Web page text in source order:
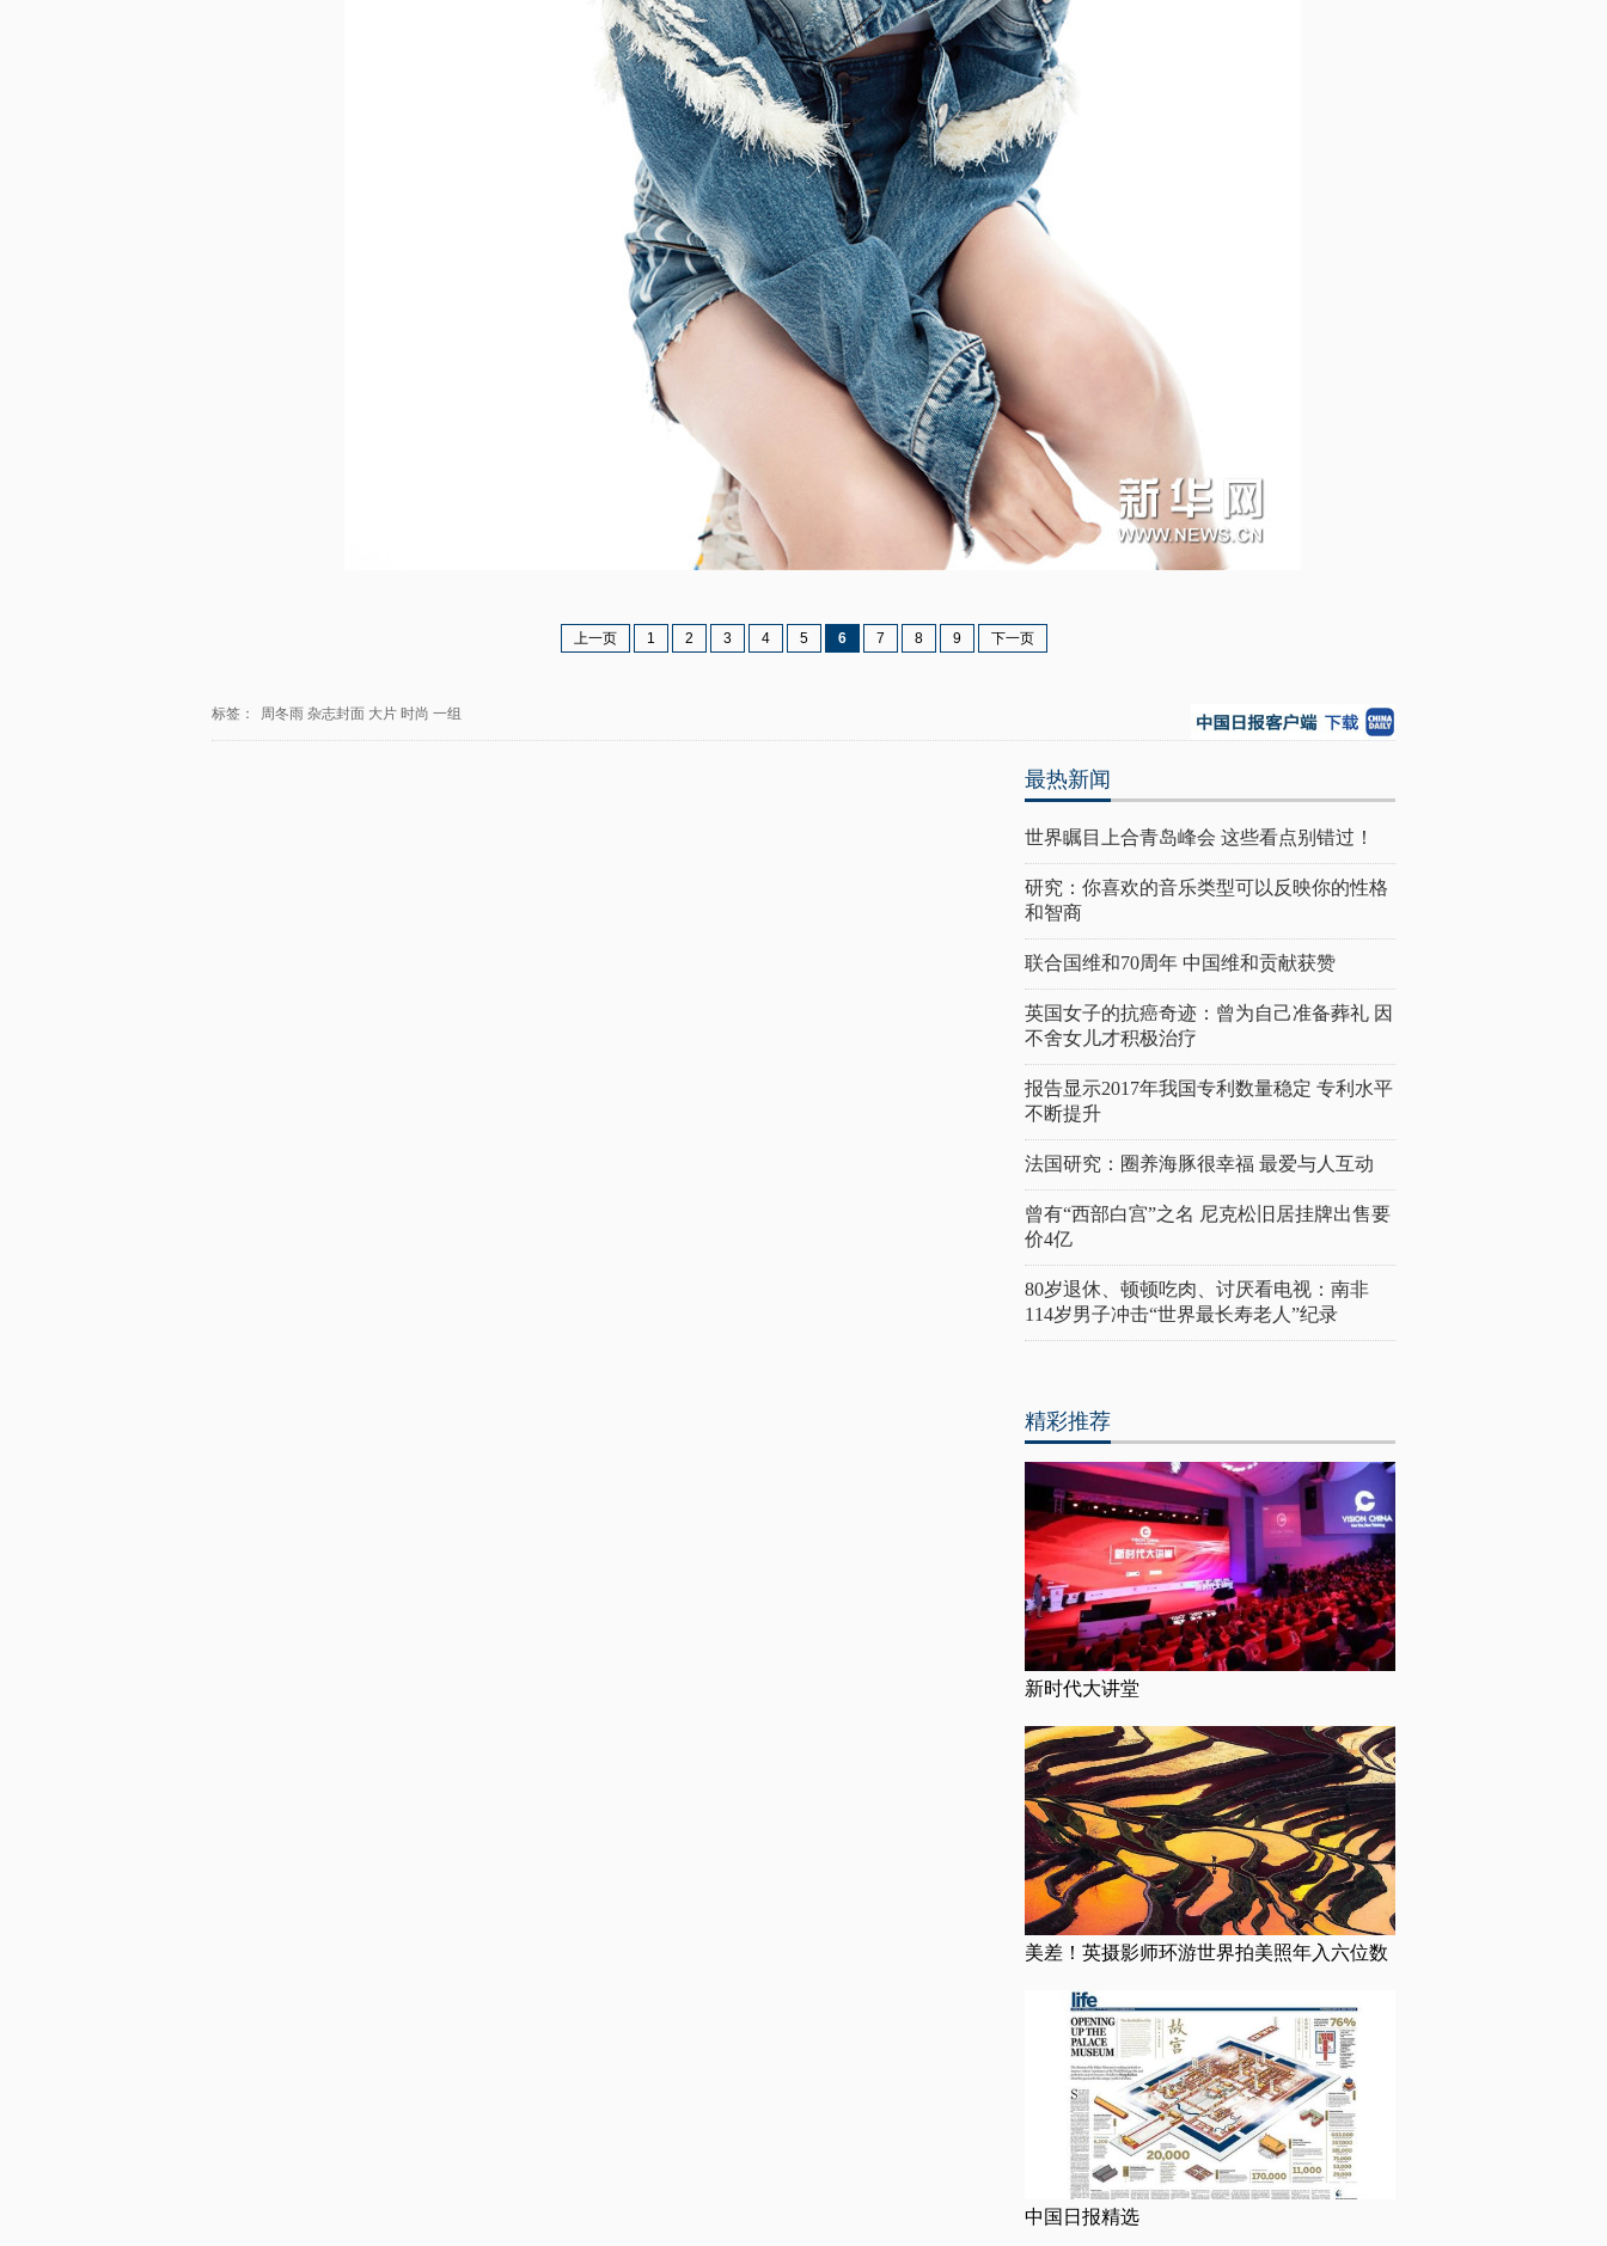
上一页 1 2 3 4 5 6 7 8 9 下一页
标签： 周冬雨 杂志封面 大片 时尚 一组
最热新闻
世界瞩目上合青岛峰会 这些看点别错过！
研究：你喜欢的音乐类型可以反映你的性格
和智商
联合国维和70周年 中国维和贡献获赞
英国女子的抗癌奇迹：曾为自己准备葬礼 因
不舍女儿才积极治疗
报告显示2017年我国专利数量稳定 专利水平
不断提升
法国研究：圈养海豚很幸福 最爱与人互动
曾有“西部白宫”之名 尼克松旧居挂牌出售要
价4亿
80岁退休、顿顿吃肉、讨厌看电视：南非
114岁男子冲击“世界最长寿老人”纪录
精彩推荐
新时代大讲堂
美差！英摄影师环游世界拍美照年入六位数
中国日报精选